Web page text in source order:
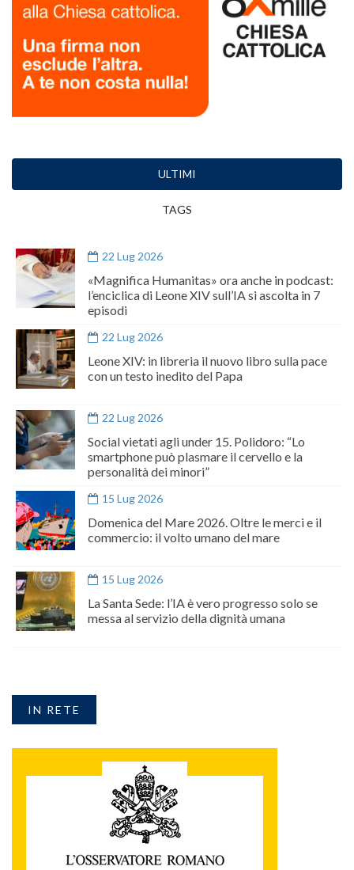
ULTIMI
TAGS
22 Lug 2026
«Magnifica Humanitas» ora anche in podcast:
l’enciclica di Leone XIV sull’IA si ascolta in 7
episodi
22 Lug 2026
Leone XIV: in libreria il nuovo libro sulla pace
con un testo inedito del Papa
22 Lug 2026
Social vietati agli under 15. Polidoro: “Lo
smartphone può plasmare il cervello e la
personalità dei minori”
15 Lug 2026
Domenica del Mare 2026. Oltre le merci e il
commercio: il volto umano del mare
15 Lug 2026
La Santa Sede: l’IA è vero progresso solo se
messa al servizio della dignità umana
IN RETE